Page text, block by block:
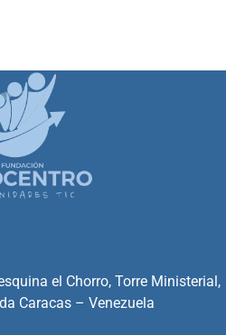
el Chorro, Torre Ministerial,
Caracas – Venezuela